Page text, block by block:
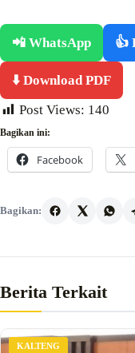
📲 WhatsApp 👍
⬇️ Download PDF
Post Views: 140
Bagikan ini:
Facebook
Bagikan:
Berita Terkait
KALTENG